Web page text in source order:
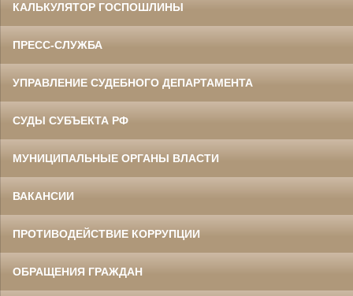
КАЛЬКУЛЯТОР ГОСПОШЛИНЫ
ПРЕСС-СЛУЖБА
УПРАВЛЕНИЕ СУДЕБНОГО ДЕПАРТАМЕНТА
СУДЫ СУБЪЕКТА РФ
МУНИЦИПАЛЬНЫЕ ОРГАНЫ ВЛАСТИ
ВАКАНСИИ
ПРОТИВОДЕЙСТВИЕ КОРРУПЦИИ
ОБРАЩЕНИЯ ГРАЖДАН